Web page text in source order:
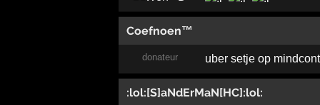
Coefnoen™
donateur uber setje op
:lol:[S]aNdErMaN[HC]:lol: